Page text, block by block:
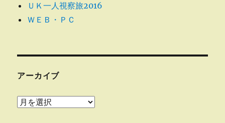
ＵＫ一人視察旅2016
ＷＥＢ・ＰＣ
アーカイブ
ア